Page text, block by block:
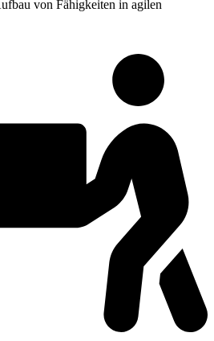
von Fähigkeiten in agilen